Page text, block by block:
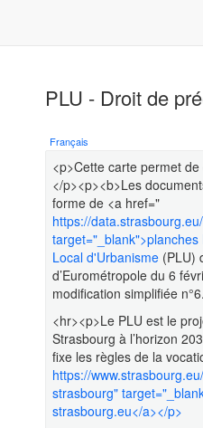
PLU - Droit de
Français
<p>Cette carte permet
</p><p><b>Les
forme de <a href="
https://
Local d'Urbanisme (PLU)
d’Eurométropole du 6
modification simplifiée
<hr><p>Le PLU est le
Strasbourg à l’horizon
fixe les règles de la
https://
strasbourg"
strasbourg.eu</a></p>